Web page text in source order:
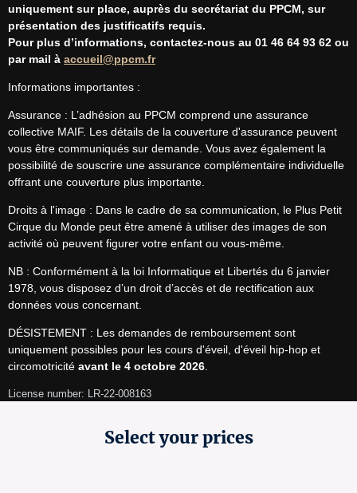
uniquement sur place, auprès du secrétariat du PPCM, sur
présentation des justificatifs requis.
Pour plus d’informations, contactez-nous au 01 46 64 93 62 ou
par mail à accueil@ppcm.fr
Informations importantes :
Assurance : L’adhésion au PPCM comprend une assurance
collective MAIF. Les détails de la couverture d'assurance peuvent
vous être communiqués sur demande. Vous avez également la
possibilité de souscrire une assurance complémentaire individuelle
offrant une couverture plus importante.
Droits à l'image : Dans le cadre de sa communication, le Plus Petit
Cirque du Monde peut être amené à utiliser des images de son
activité où peuvent figurer votre enfant ou vous-même.
NB : Conformément à la loi Informatique et Libertés du 6 janvier
1978, vous disposez d’un droit d’accès et de rectification aux
données vous concernant.
DÉSISTEMENT : Les demandes de remboursement sont
uniquement possibles pour les cours d'éveil, d'éveil hip-hop et
circomotricité avant le 4 octobre 2026
License number: LR-22-008163
Select your prices